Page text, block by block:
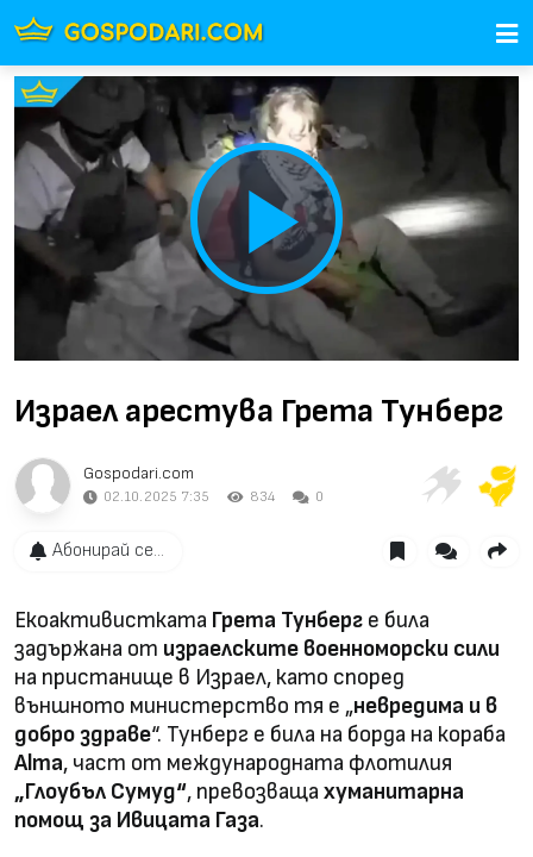
Play
Video
Израел арестува Грета Тунберг
Gospodari.com
02.10.2025 7:35 834 0
Абонирай се...
Екоактивистката Грета Тунберг е била
задържана от израелските военноморски сили
на пристанище в Израел, като според
външното министерство тя е „невредима и в
добро здраве“. Тунберг е била на борда на кораба
Alma, част от международната флотилия
„Глоубъл Сумуд“, превозваща хуманитарна
помощ за Ивицата Газа.